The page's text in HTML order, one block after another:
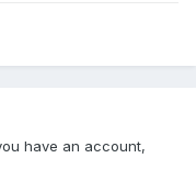
have an account,